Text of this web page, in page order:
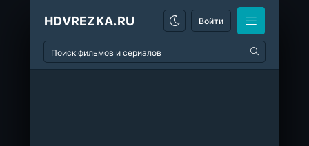
HDVREZKA.RU Войти